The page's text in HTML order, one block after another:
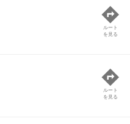
ルート
を見る
ルート
を見る